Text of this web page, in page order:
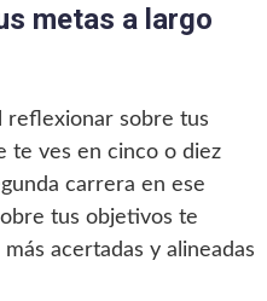
metas a largo
reflexionar sobre tus
te ves en cinco o diez
carrera en ese
tus objetivos te
acertadas y alineadas